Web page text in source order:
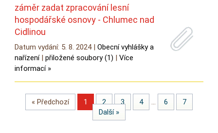
záměr zadat zpracování lesní
hospodářské osnovy - Chlumec nad
Cidlinou
Datum vydání: 5. 8. 2024 | Obecní vyhlášky a
nařízení| přiložené soubory (1) | Více
informací »
« Předchozí 1 2 3 4 6
7
Další »